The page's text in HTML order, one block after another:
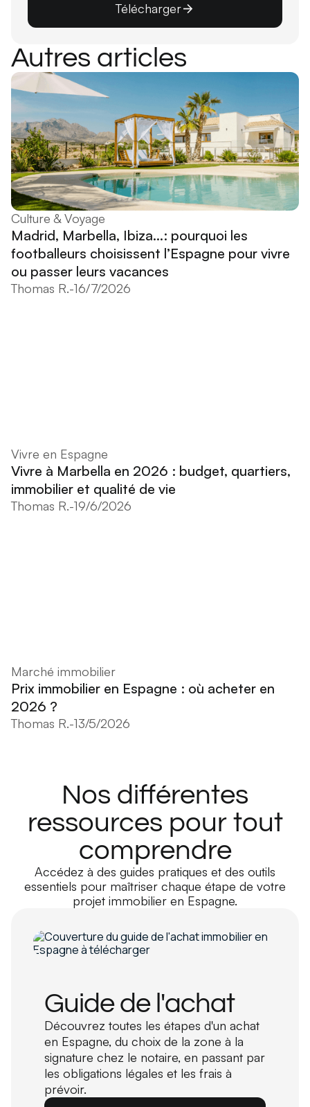
Télécharger
Autres articles
Culture & Voyage
Madrid, Marbella, Ibiza...: pourquoi les
footballeurs choisissent l’Espagne pour vivre
ou passer leurs vacances
Thomas R.-16/7/2026
Vivre en Espagne
Vivre à Marbella en 2026 : budget, quartiers,
immobilier et qualité de vie
Thomas R.-19/6/2026
Marché immobilier
Prix immobilier en Espagne : où acheter en
2026 ?
Thomas R.-13/5/2026
Nos différentes
ressources pour tout
comprendre
Accédez à des guides pratiques et des outils
essentiels pour maîtriser chaque étape de votre
projet immobilier en Espagne.
Guide de l'achat
Découvrez toutes les étapes d'un achat
en Espagne, du choix de la zone à la
signature chez le notaire, en passant par
les obligations légales et les frais à
prévoir.